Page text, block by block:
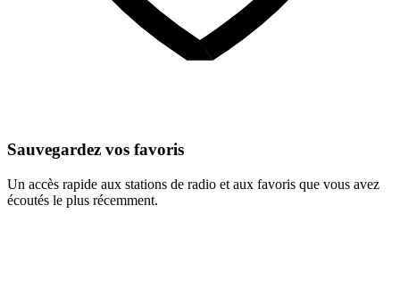
Sauvegardez vos favoris
Un accès rapide aux stations de radio et aux favoris que vous avez
écoutés le plus récemment.